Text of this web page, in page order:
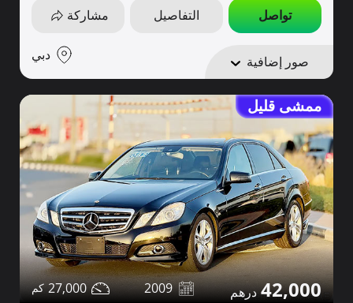
تواصل التفاصيل مشاركة
صور إضافية دبي
ممشى قليل
42,000
2009
27,000